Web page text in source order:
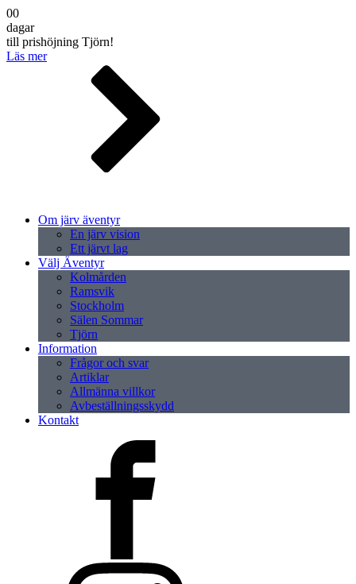
00
dagar
till prishöjning Tjörn!
Läs mer
Om järv äventyr
En järv vision
Ett järvt lag
Välj Äventyr
Kolmården
Ramsvik
Stockholm
Sälen Sommar
Tjörn
Information
Frågor och svar
Artiklar
Allmänna villkor
Avbeställningsskydd
Kontakt